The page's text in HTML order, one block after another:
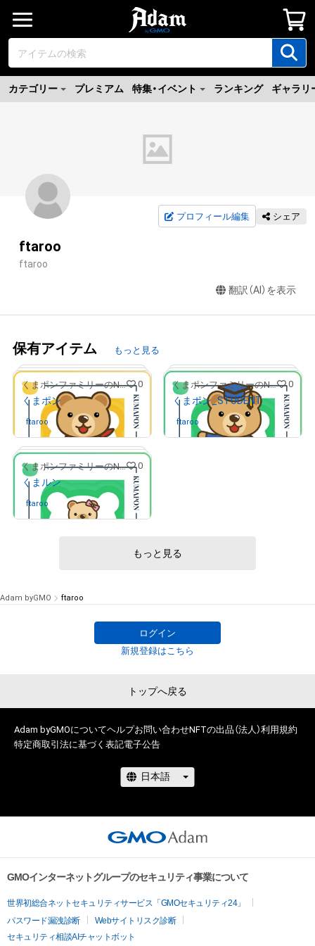
カテゴリー プレミアム 特集・イベント ランキング ギャラリ
プロフィール編集 シェア
ftaroo
ftaroo
翻訳（AI）を表示
保有アイテム もっと見る
# 37/100
くまポンファミリーのNFTストア 0
くまポン
ftaroo さんが保有中
くまポンファミリーのNFTストア 0
くまポン_STUDENT
ftaroo さんが保有中
くまポンファミリーのNFTストア 0
くまルン
ftaroo さんが保有中
もっと見る
Adam byGMO ftaroo
ログイン
新規登録はこちら
トップへ戻る
Adam byGMOについてヘルプお問い合わせNFTの出品（法人）利用規約
特定商取引法に基づく表記電子公告
GMOインターネットグループのセキュリティ事業について
世界初総合ネットセキュリティサービス「GMOセキュリティ24」
パスワード漏洩診断
Webサイトリスク診断
セキュリティ相談AIチャットボット